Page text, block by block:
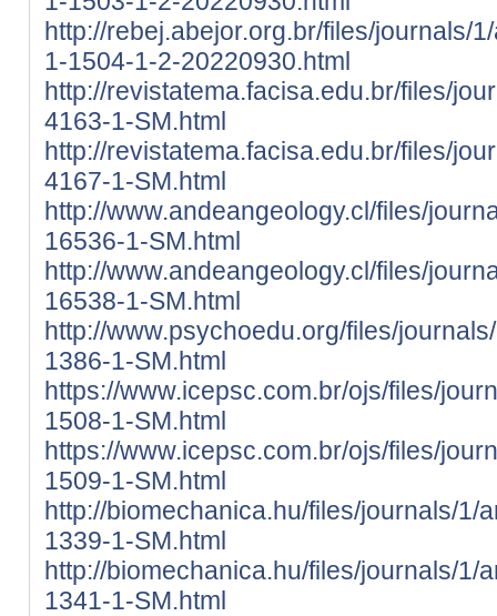
http://rebej.abejor.org.br/files/journals/
1-1504-1-2-20220930.html
http://revistatema.facisa.edu.br/files/
4163-1-SM.html
http://revistatema.facisa.edu.br/files/
4167-1-SM.html
http://www.andeangeology.cl/files/
16536-1-SM.html
http://www.andeangeology.cl/files/
16538-1-SM.html
http://www.psychoedu.org/files/
1386-1-SM.html
https://www.icepsc.com.br/ojs/files/
1508-1-SM.html
https://www.icepsc.com.br/ojs/files/
1509-1-SM.html
http://biomechanica.hu/files/journals/1/
1339-1-SM.html
http://biomechanica.hu/files/journals/1/
1341-1-SM.html